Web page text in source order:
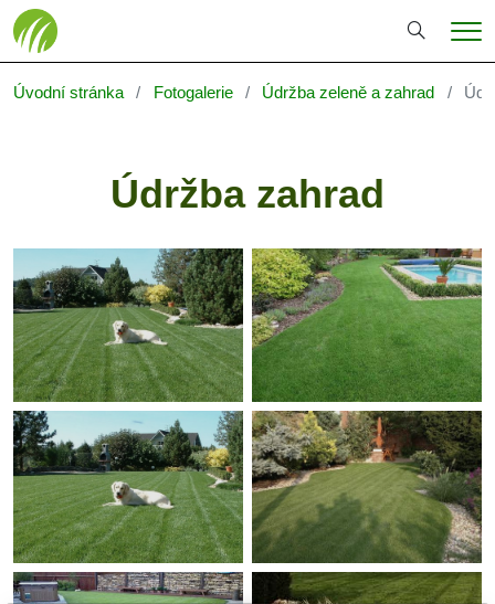
Hledání
Úvodní stránka Fotogalerie Údržba zeleně a zahrad
Údržba zahrad